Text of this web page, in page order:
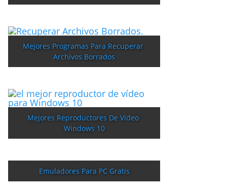
Mejores Programas Para Recuperar
Archivos Borrados
Mejores Reproductores De Vídeo
Windows 10
Emuladores Para PC Gratis